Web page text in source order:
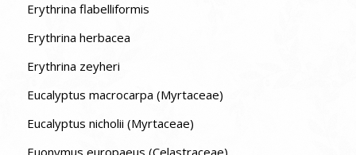
Erythrina flabelliformis
Erythrina herbacea
Erythrina zeyheri
Eucalyptus macrocarpa (Myrtaceae)
Eucalyptus nicholii (Myrtaceae)